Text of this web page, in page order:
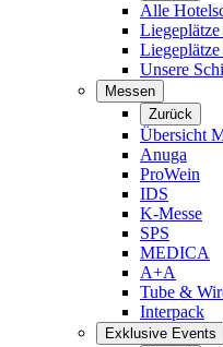
Alle
Unsere
Messen
Zurück
Übersicht
Anuga
ProWein
IDS
K-Messe
SPS
MEDICA
A+A
Tube &
Interpack
Exklusive Events